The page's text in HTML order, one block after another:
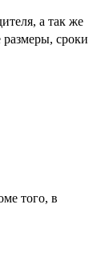
а так же
размеры, сроки
того, в